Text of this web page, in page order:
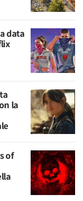
data
la
of